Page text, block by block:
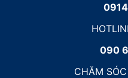
090
CHĂM